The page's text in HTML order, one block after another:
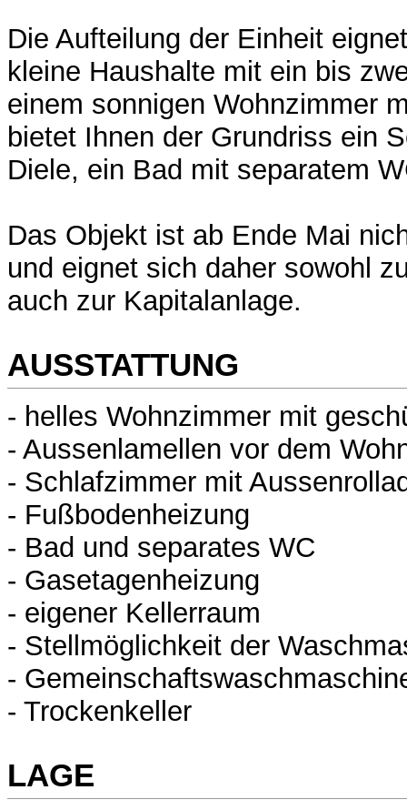
Die Aufteilung der Einheit
kleine Haushalte mit ein bis
einem sonnigen Wohnzimmer
bietet Ihnen der Grundriss ein
Diele, ein Bad mit separatem
Das Objekt ist ab Ende Mai
und eignet sich daher sowohl
auch zur Kapitalanlage.
AUSSTATTUNG
- helles Wohnzimmer mit
- Aussenlamellen vor dem
- Schlafzimmer mit
- Fußbodenheizung
- Bad und separates WC
- Gasetagenheizung
- eigener Kellerraum
- Stellmöglichkeit der
-
- Trockenkeller
LAGE